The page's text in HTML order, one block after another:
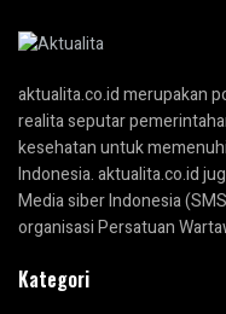
aktualita.co.id merupakan
realita seputar
kesehatan untuk
Indonesia. aktualita.co.id
Media siber Indonesia
organisasi Persatuan
Kategori